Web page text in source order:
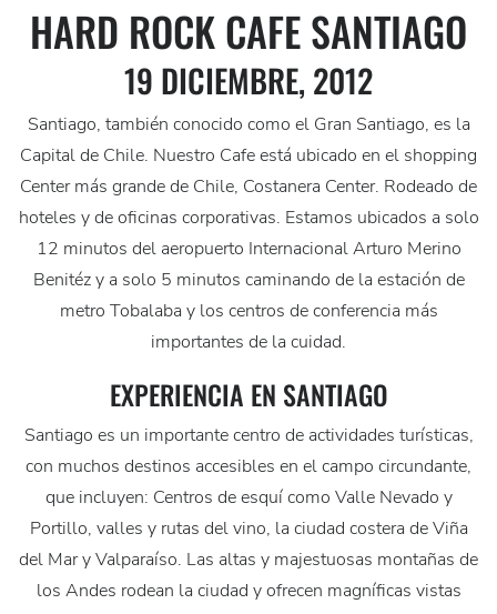
HARD ROCK CAFE SANTIAGO
19 DICIEMBRE, 2012
Santiago, también conocido como el Gran Santiago, es la
Capital de Chile. Nuestro Cafe está ubicado en el shopping
Center más grande de Chile, Costanera Center. Rodeado de
hoteles y de oficinas corporativas. Estamos ubicados a solo
12 minutos del aeropuerto Internacional Arturo Merino
Benitéz y a solo 5 minutos caminando de la estación de
metro Tobalaba y los centros de conferencia más
importantes de la cuidad.
EXPERIENCIA EN SANTIAGO
Santiago es un importante centro de actividades turísticas,
con muchos destinos accesibles en el campo circundante,
que incluyen: Centros de esquí como Valle Nevado y
Portillo, valles y rutas del vino, la ciudad costera de Viña
del Mar y Valparaíso. Las altas y majestuosas montañas de
los Andes rodean la ciudad y ofrecen magníficas vistas